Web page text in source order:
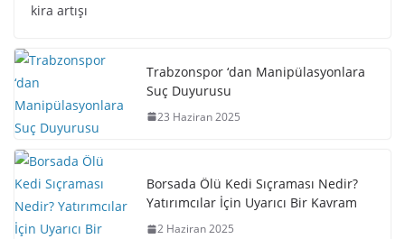
kira artışı
Trabzonspor ‘dan Manipülasyonlara
Suç Duyurusu
23 Haziran 2025
Borsada Ölü Kedi Sıçraması Nedir?
Yatırımcılar İçin Uyarıcı Bir Kavram
2 Haziran 2025